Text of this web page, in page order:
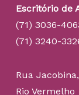
Escritório de
(71) 3036-
(71) 3240-
Rua
Rio Vermelho